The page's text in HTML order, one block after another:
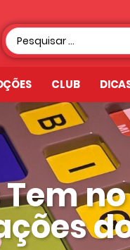
CLUB